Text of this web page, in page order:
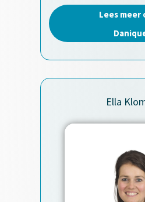
Lees meer
Ella